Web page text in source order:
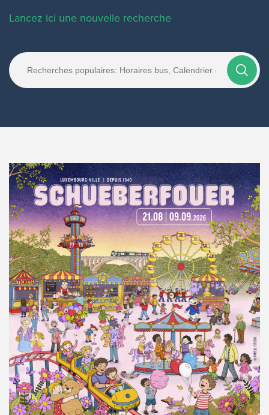
Lancez ici une nouvelle recherche